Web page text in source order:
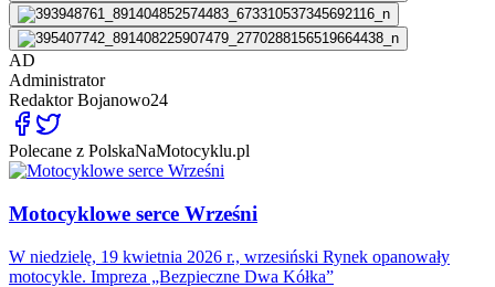
AD
Administrator
RedaktorBojanowo24
Polecane z PolskaNaMotocyklu.pl
Motocyklowe serce Wrześni
W niedzielę, 19 kwietnia 2026 r., wrzesiński Rynek opanowały
motocykle. Impreza „Bezpieczne Dwa Kółka”